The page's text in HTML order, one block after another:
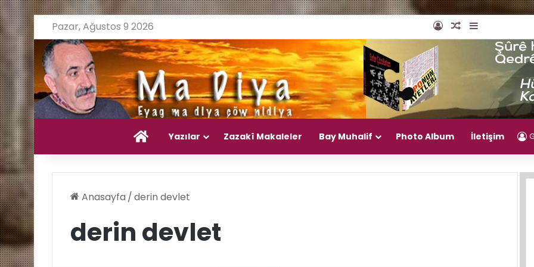
Pazar, Ağustos 9 2026 Giriş YapRastgele Makale
Ana Sayfa
Yazılar Zazakî Makaleler Bay Muhalif Photo Album İletişim
Anasayfa /derin devlet
derin devlet